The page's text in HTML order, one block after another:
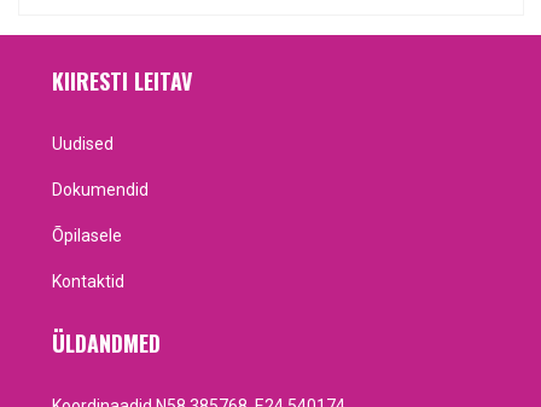
KIIRESTI LEITAV
Uudised
Dokumendid
Õpilasele
Kontaktid
ÜLDANDMED